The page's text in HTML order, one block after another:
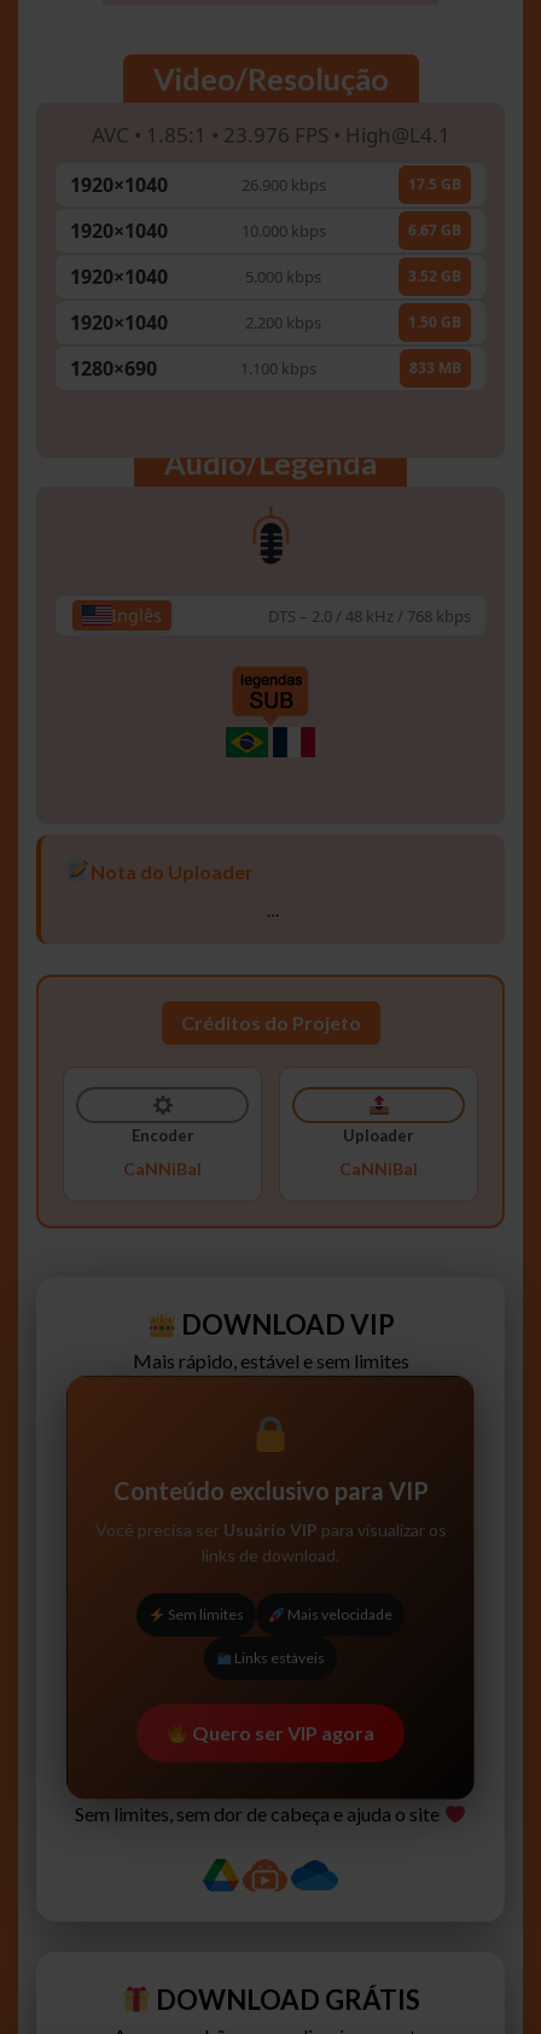
Video/Resolução
AVC • 1.85:1 • 23.976 FPS • High@L4.1
1920×1040 26.900 kbps 17.5 GB
1920×1040 10.000 kbps 6.67 GB
1920×1040 5.000 kbps 3.52 GB
1920×1040 2.200 kbps 1.50 GB
1280×690 1.100 kbps 833 MB
Áudio/Legenda
Inglês DTS – 2.0 / 48 kHz / 768 kbps
Nota do Uploader
…
Créditos do Projeto
Encoder
CaNNiBal
Uploader
CaNNiBal
DOWNLOAD VIP
Mais rápido, estável e sem limites
Conteúdo exclusivo para VIP
Você precisa ser Usuário VIP para visualizar os
links de download.
Sem limites Mais velocidade
Links estáveis
Quero ser VIP agora
Sem limites, sem dor de cabeça e ajuda o site
DOWNLOAD GRÁTIS